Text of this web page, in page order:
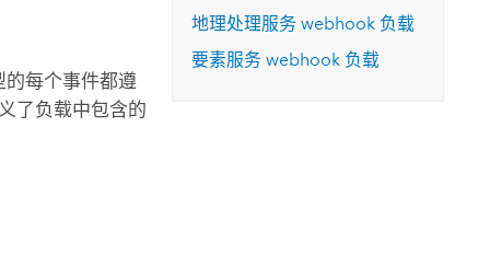
每个事件都遵
了负载中包含的
地理处理服务 webhook 负载
要素服务 webhook 负载